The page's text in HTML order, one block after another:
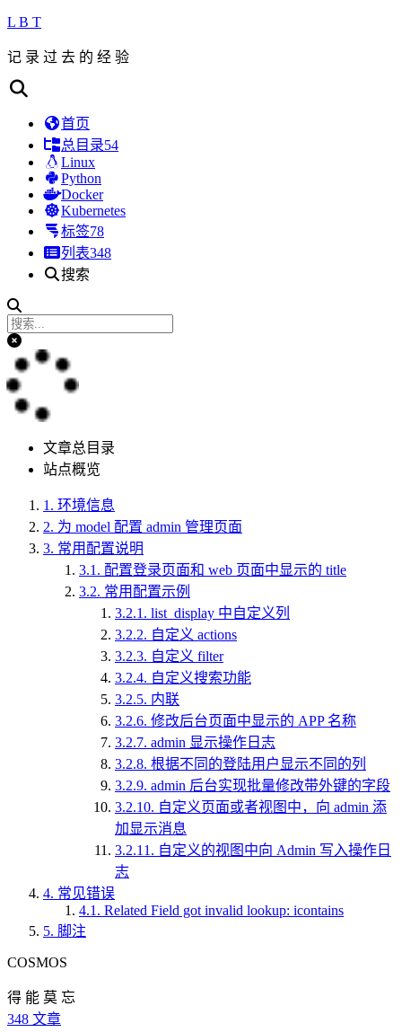
L B T
记 录 过 去 的 经 验
首页
总目录54
Linux
Python
Docker
Kubernetes
标签78
列表348
搜索
文章总目录
站点概览
1. 环境信息
2. 为 model 配置 admin 管理页面
3. 常用配置说明
3.1. 配置登录页面和 web 页面中显示的 title
3.2. 常用配置示例
3.2.1. list_display 中自定义列
3.2.2. 自定义 actions
3.2.3. 自定义 filter
3.2.4. 自定义搜索功能
3.2.5. 内联
3.2.6. 修改后台页面中显示的 APP 名称
3.2.7. admin 显示操作日志
3.2.8. 根据不同的登陆用户显示不同的列
3.2.9. admin 后台实现批量修改带外键的字段
3.2.10. 自定义页面或者视图中，向 admin 添
加显示消息
3.2.11. 自定义的视图中向 Admin 写入操作日
志
4. 常见错误
4.1. Related Field got invalid lookup: icontains
5. 脚注
COSMOS
得 能 莫 忘
348 文章